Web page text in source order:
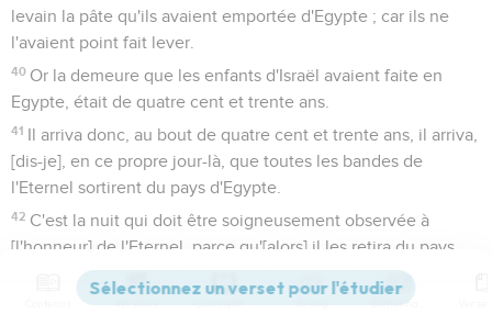
levain la pâte qu'ils avaient emportée d'Egypte ; car ils ne
l'avaient point fait lever.
40 Or la demeure que les enfants d'Israël avaient faite en
Egypte, était de quatre cent et trente ans.
41 Il arriva donc, au bout de quatre cent et trente ans, il arriva,
[dis-je], en ce propre jour-là, que toutes les bandes de
l'Eternel sortirent du pays d'Egypte.
42 C'est la nuit qui doit être soigneusement observée à
[l'honneur] de l'Eternel, parce qu'[alors] il les retira du pays
d'Egypte ; cette même nuit-là est à observer à [l'honneur] de
l'Eternel, par tous les enfants d'Israël en leurs âges.
Versions Commentaires Strong